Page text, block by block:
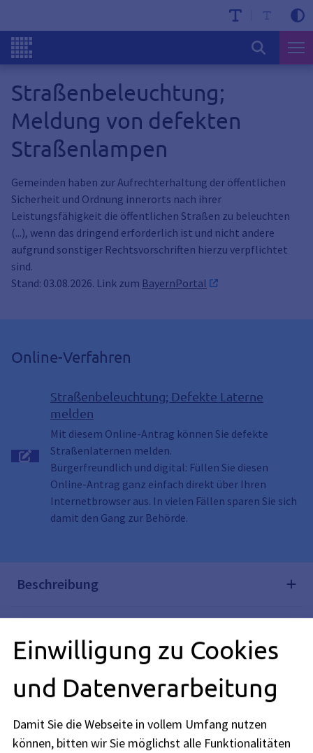
Straßenbeleuchtung;
Meldung von defekten
Straßenlampen
Gemeinden haben zur Aufrechterhaltung der öffentlichen
Sicherheit und Ordnung innerorts nach ihrer
Leistungsfähigkeit die öffentlichen Straßen zu beleuchten
(...), wenn das dringend erforderlich ist und nicht andere
aufgrund sonstiger Rechtsvorschriften hierzu verpflichtet
sind.
Stand: 03.08.2026. Link zum BayernPortal
Online-Verfahren
Straßenbeleuchtung; Defekte Laterne
melden
Mit diesem Online-Antrag können Sie defekte
Straßenlaternen melden.
Bürgerfreundlich und digital: Füllen Sie diesen
Online-Antrag ganz einfach direkt über Ihren
Internetbrowser aus. In vielen Fällen sparen Sie sich
damit den Gang zur Behörde.
Beschreibung
Redaktionell verantwortlich: Bayerisches Staatsministerium
Einwilligung zu Cookies
und Datenverarbeitung
Damit Sie die Webseite in vollem Umfang nutzen
können, bitten wir Sie möglichst alle Funktionalitäten